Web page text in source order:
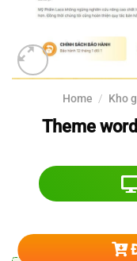
Home / Kho
Theme